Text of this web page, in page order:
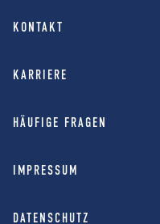
KONTAKT
KARRIERE
HÄUFIGE FRAGEN
IMPRESSUM
DATENSCHUTZ